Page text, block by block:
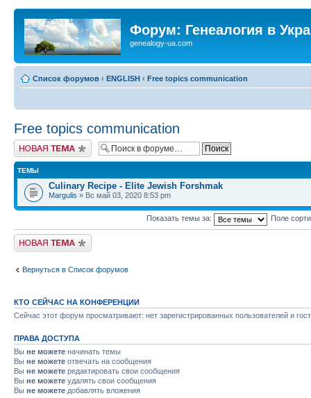
Форум: Генеалогия в
genealogy-ua.com
Список форумов ‹ ENGLISH ‹ Free topics communication
Free topics communication
Новая тема
ТЕМЫ
Culinary Recipe - Elite Jewish Forshmak
Margulis » Вс май 03, 2020 8:53 pm
Показать темы за: Поле
Новая тема
Вернуться в Список форумов
КТО СЕЙЧАС НА КОНФЕРЕНЦИИ
Сейчас этот форум просматривают: нет зарегистрированных пользователей и
ПРАВА ДОСТУПА
Вы не можете начинать темы
Вы не можете отвечать на сообщения
Вы не можете редактировать свои сообщения
Вы не можете удалять свои сообщения
Вы не можете добавлять вложения